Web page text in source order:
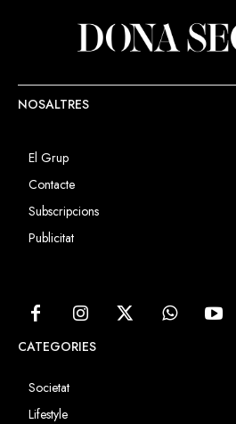
NOSALTRES
El Grup
Contacte
Subscripcions
Publicitat
CATEGORIES
Societat
Lifestyle